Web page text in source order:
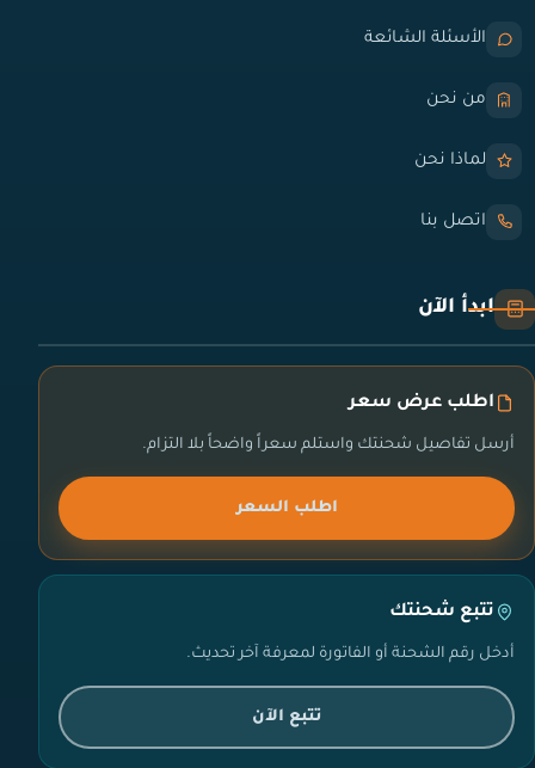
الأسئلة الشائعة
من نحن
لماذا نحن
اتصل بنا
ابدأ الآن
اطلب عرض سعر
أرسل تفاصيل شحنتك واستلم سعراً واضحاً بلا التزام.
اطلب السعر
تتبع شحنتك
أدخل رقم الشحنة أو الفاتورة لمعرفة آخر تحديث.
تتبع الآن